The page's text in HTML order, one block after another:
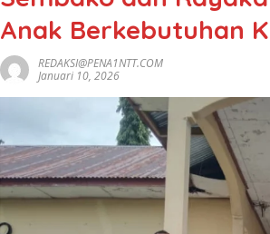
Anak Berkebutuhan
REDAKSI@PENA1NTT.COM
Januari 10, 2026